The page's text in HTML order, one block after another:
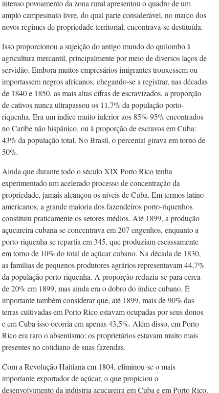
intenso povoamento da zona rural apresentou o quadro de um
amplo campesinato livre, do qual parte considerável, no marco dos
novos regimes de propriedade territorial, encontrava-se destituída.
Isso proporcionou a sujeição do antigo mundo do quilombo à
agricultura mercantil, principalmente por meio de diversos laços de
servidão. Embora muitos empresários imigrantes trouxessem ou
importassem negros africanos, chegando-se a registrar, nas décadas
de 1840 e 1850, as mais altas cifras de escravizados, a proporção
de cativos nunca ultrapassou os 11,7% da população porto-
riquenha. Era um índice muito inferior aos 85%-95% encontrados
no Caribe não hispânico, ou à proporção de escravos em Cuba:
43% da população total. No Brasil, o percental girava em torno de
50%.
Ainda que durante todo o século XIX Porto Rico tenha
experimentado um acelerado processo de concentração da
propriedade, jamais alcançou os níveis de Cuba. Em termos latino-
americanos, a grande maioria dos fazendeiros porto-riquenhos
constituiu praticamente os setores médios. Até 1899, a produção
açucareira cubana se concentrava em 207 engenhos, enquanto a
porto-riquenha se repartia em 345, que produziam escassamente
em torno de 10% do total de açúcar cubano. Na década de 1830,
as famílias de pequenos produtores agrários representavam 44,7%
da população porto-riquenha. A proporção reduziu-se para cerca
de 20% em 1899, mas ainda era o dobro do índice cubano. É
importante também considerar que, até 1899, mais de 90% das
terras cultivadas em Porto Rico estavam ocupadas por seus donos
e em Cuba isso ocorria em apenas 43,5%. Além disso, em Porto
Rico era raro o absentismo: os proprietários estavam muito mais
presentes no cotidiano de suas fazendas.
Com a Revolução Haitiana em 1804, eliminou-se o mais
importante exportador de açúcar, o que propiciou o
desenvolvimento da indústria açucareira em Cuba e em Porto Rico.